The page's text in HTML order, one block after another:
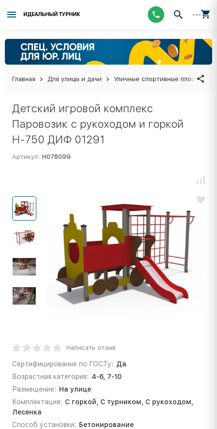
ИДЕАЛЬНЫЙ ТУРНИК ---
Главная Для улицы и дачи Уличные спортивные площадки
Детский игровой комплекс
Паровозик с рукоходом и горкой
Н-750 ДИФ 01291
Артикул: Н078099
Написать отзыв
Сертифицирование по ГОСТу: Да
Возрастная категория: 4-6, 7-10
Размещение: На улице
Комплектация: С горкой, С турником, С рукоходом,
Лесенка
Способ установки: Бетонирование